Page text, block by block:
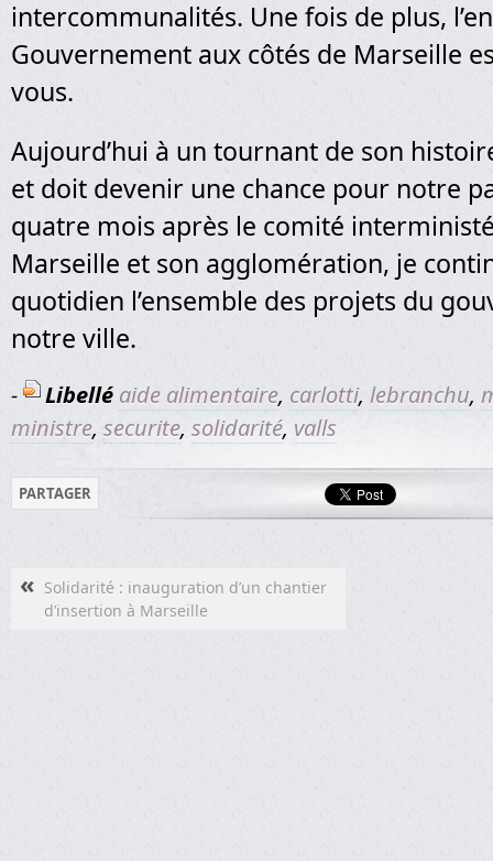
intercommunalités. Une fois de plus,
Gouvernement aux côtés de Marseille
vous.
Aujourd’hui à un tournant de son
et doit devenir une chance pour notre
quatre mois après le comité
Marseille et son agglomération, je
quotidien l’ensemble des projets du
notre ville.
- Libellé aide alimentaire, carlotti, lebranchu,
ministre, securite, solidarité, valls
PARTAGER
« Solidarité : inauguration d’un chantier
d’insertion à Marseille